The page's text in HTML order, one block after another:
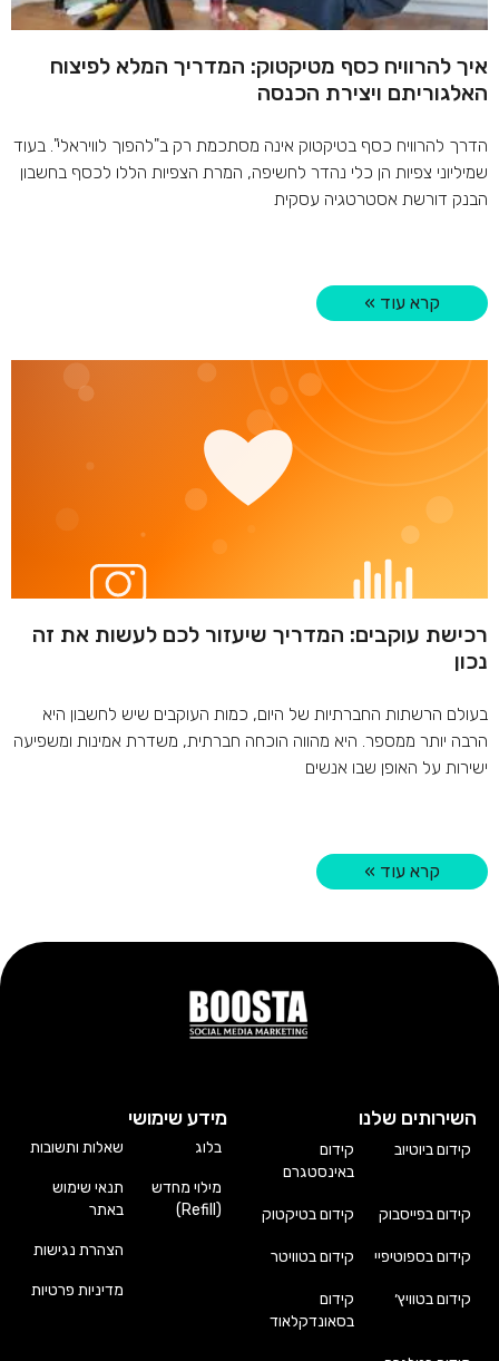
איך להרוויח כסף מטיקטוק: המדריך המלא לפיצוח
האלגוריתם ויצירת הכנסה
הדרך להרוויח כסף בטיקטוק אינה מסתכמת רק ב"להפוך לוויראלי". בעוד
שמיליוני צפיות הן כלי נהדר לחשיפה, המרת הצפיות הללו לכסף בחשבון
הבנק דורשת אסטרטגיה עסקית
קרא עוד »
רכישת עוקבים: המדריך שיעזור לכם לעשות את זה
נכון
בעולם הרשתות החברתיות של היום, כמות העוקבים שיש לחשבון היא
הרבה יותר ממספר. היא מהווה הוכחה חברתית, משדרת אמינות ומשפיעה
ישירות על האופן שבו אנשים
קרא עוד »
השירותים שלנו
קידום ביוטיוב
קידום
באינסטגרם
קידום בפייסבוק קידום בטיקטוק
קידום בספוטיפיי קידום בטוויטר
קידום בטוויץ׳
קידום
בסאונדקלאוד
מידע שימושי
בלוג
מילוי מחדש
(Refill)
שאלות ותשובות
תנאי שימוש
באתר
הצהרת נגישות
מדיניות פרטיות